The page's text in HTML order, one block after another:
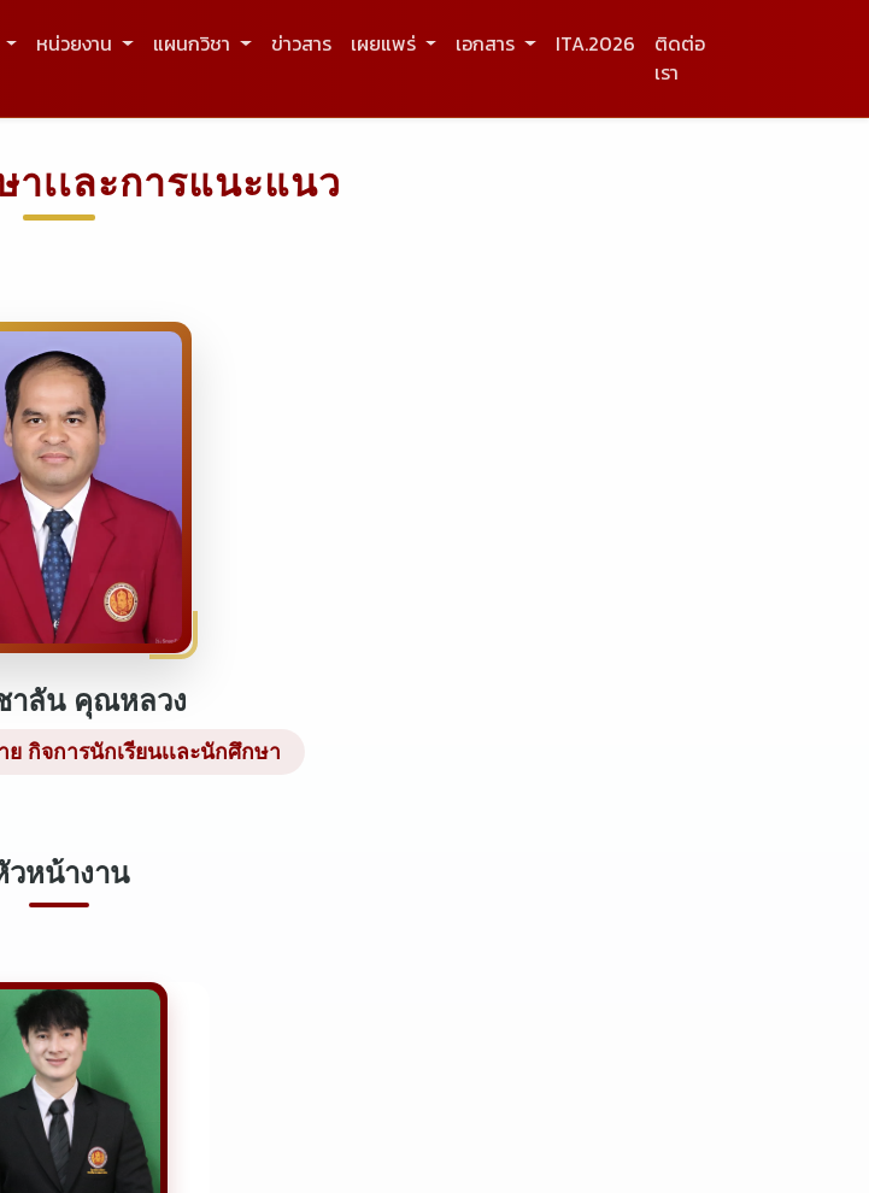
หน่วยงาน แผนกวิชา ข่าวสาร เผยแพร่ เอกสาร ITA.2026
ติดต่อ
เรา
เเละการแนะแนว
าลัน คุณหลวง
ย กิจการนักเรียนเเละนักศึกษา
วหน้างาน